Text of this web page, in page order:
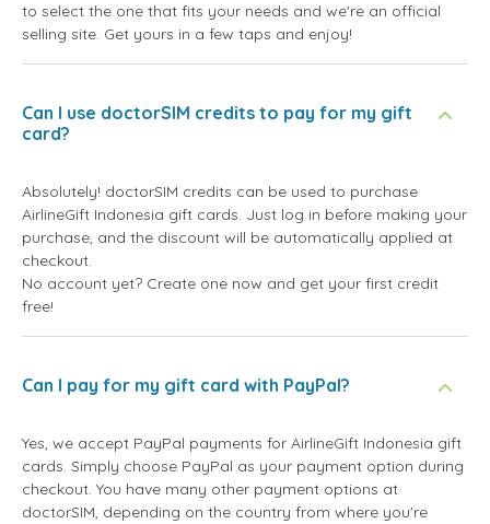
to select the one that fits your needs and we're an official
selling site. Get yours in a few taps and enjoy!
Can I use doctorSIM credits to pay for my gift
card?
Absolutely! doctorSIM credits can be used to purchase
AirlineGift Indonesia gift cards. Just log in before making your
purchase, and the discount will be automatically applied at
checkout.
No account yet? Create one now and get your first credit
free!
Can I pay for my gift card with PayPal?
Yes, we accept PayPal payments for AirlineGift Indonesia gift
cards. Simply choose PayPal as your payment option during
checkout. You have many other payment options at
doctorSIM, depending on the country from where you're